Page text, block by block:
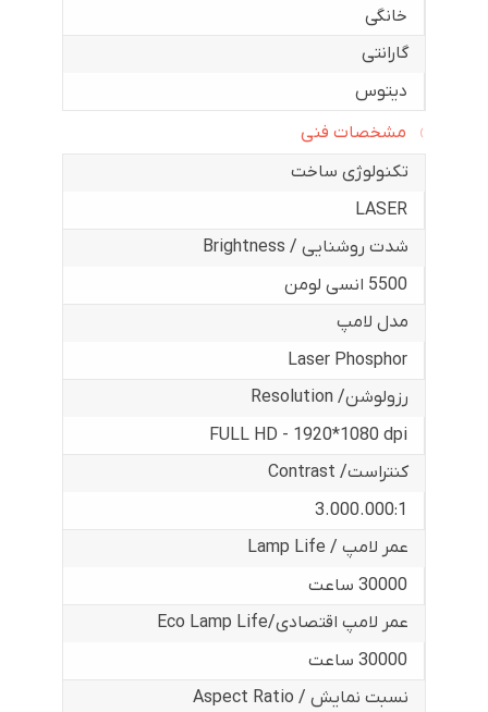
خانگی
گارانتی
دیتوس
مشخصات فنی
تکنولوژی ساخت
LASER
شدت روشنایی / Brightness
5500 انسی لومن
مدل لامپ
Laser Phosphor
رزولوشن/ Resolution
FULL HD - 1920*1080 dpi
کنتراست/ Contrast
3.000.000:1
عمر لامپ / Lamp Life
30000 ساعت
عمر لامپ اقتصادی/Eco Lamp Life
30000 ساعت
نسبت نمایش / Aspect Ratio